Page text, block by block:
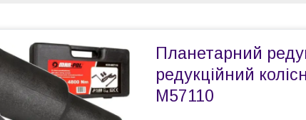
Планетарний
редукційний
M57110